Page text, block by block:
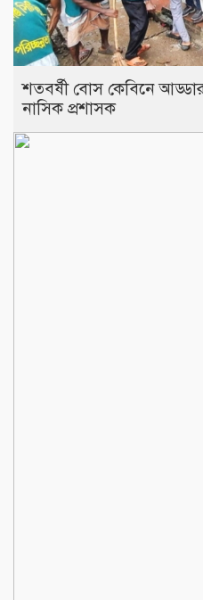
শতবর্ষী বোস কেবিনে
নাসিক প্রশাসক